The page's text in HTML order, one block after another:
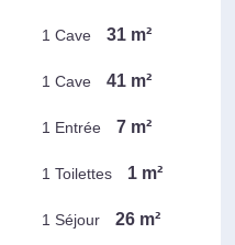
1 Cave 31 m²
1 Cave 41 m²
1 Entrée 7 m²
1 Toilettes 1 m²
1 Séjour 26 m²